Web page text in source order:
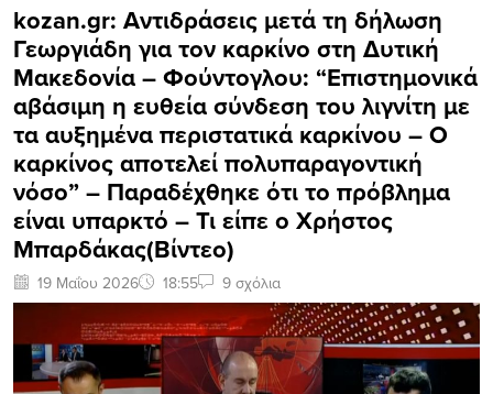
kozan.gr: Αντιδράσεις μετά τη δήλωση
Γεωργιάδη για τον καρκίνο στη Δυτική
Μακεδονία – Φούντογλου: “Eπιστημονικά
αβάσιμη η ευθεία σύνδεση του λιγνίτη με
τα αυξημένα περιστατικά καρκίνου – Ο
καρκίνος αποτελεί πολυπαραγοντική
νόσο” – Παραδέχθηκε ότι το πρόβλημα
είναι υπαρκτό – Τι είπε ο Χρήστος
Μπαρδάκας(Βίντεο)
19 Μαΐου 2026 18:55 9 σχόλια